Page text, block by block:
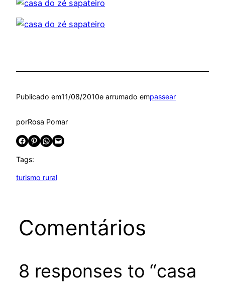
Publicado em11/08/2010e arrumado empassear
porRosa Pomar
Share on Facebook Share on Pinterest Share on WhatsApp Email this Page
Tags:
turismo rural
Comentários
8 responses to “casa